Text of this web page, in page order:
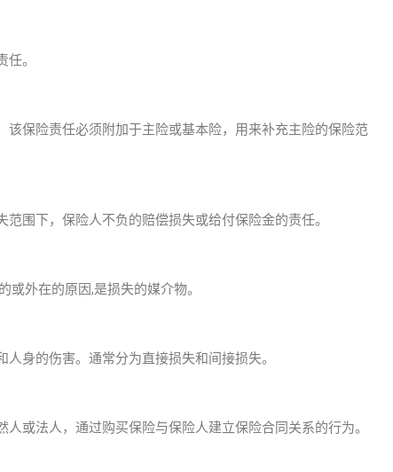
。
保险责任必须附加于主险或基本险，用来补充主险的保险范
围下，保险人不负的赔偿损失或给付保险金的责任。
外在的原因,是损失的媒介物。
身的伤害。通常分为直接损失和间接损失。
或法人，通过购买保险与保险人建立保险合同关系的行为。